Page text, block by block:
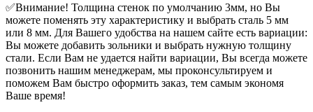
✅Внимание! Толщина стенок по умолчанию 3мм, но Вы
можете поменять эту характеристику и выбрать сталь 5 мм
или 8 мм. Для Вашего удобства на нашем сайте есть вариации:
Вы можете добавить зольники и выбрать нужную толщину
стали. Если Вам не удается найти вариации, Вы всегда можете
позвонить нашим менеджерам, мы проконсультируем и
поможем Вам быстро оформить заказ, тем самым экономя
Ваше время!